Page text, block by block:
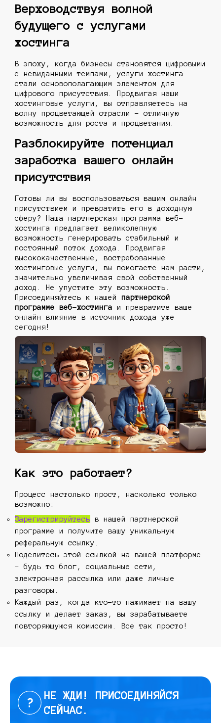
Верховодствуя волной
будущего с услугами
хостинга
В эпоху, когда бизнесы становятся цифровыми
с невиданными темпами, услуги хостинга
стали основополагающим элементом для
цифрового присутствия. Продвигая наши
хостинговые услуги, вы отправляетесь на
волну процветающей отрасли - отличную
возможность для роста и процветания.
Разблокируйте потенциал
заработка вашего онлайн
присутствия
Готовы ли вы воспользоваться вашим онлайн
присутствием и превратить его в доходную
сферу? Наша партнерская программа веб-
хостинга предлагает великолепную
возможность генерировать стабильный и
постоянный поток дохода. Продвигая
высококачественные, востребованные
хостинговые услуги, вы помогаете нам расти,
значительно увеличивая свой собственный
доход. Не упустите эту возможность.
Присоединяйтесь к нашей партнерской
программе веб-хостинга и превратите ваше
онлайн влияние в источник дохода уже
сегодня!
Как это работает?
Процесс настолько прост, насколько только
возможно:
Зарегистрируйтесь в нашей партнерской
программе и получите вашу уникальную
реферальную ссылку.
Поделитесь этой ссылкой на вашей платформе
- будь то блог, социальные сети,
электронная рассылка или даже личные
разговоры.
Каждый раз, когда кто-то нажимает на вашу
ссылку и делает заказ, вы зарабатываете
повторяющуюся комиссию. Все так просто!
НЕ ЖДИ! ПРИСОЕДИНЯЙСЯ
СЕЙЧАС.